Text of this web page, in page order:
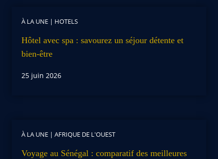
À LA UNE | HOTELS
Hôtel avec spa : savourez un séjour détente et
bien-être
25 juin 2026
À LA UNE | AFRIQUE DE L'OUEST
Voyage au Sénégal : comparatif des meilleures